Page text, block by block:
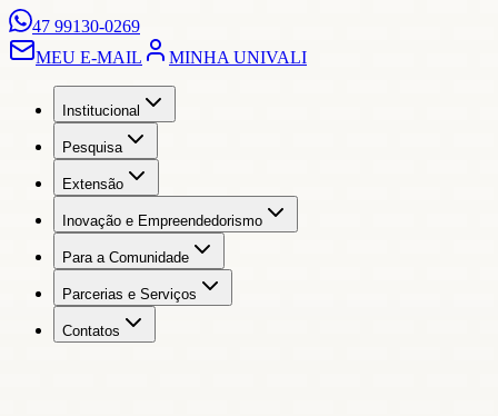
47 99130-0269
MEU E-MAIL
MINHA UNIVALI
Institucional
Pesquisa
Extensão
Inovação e Empreendedorismo
Para a Comunidade
Parcerias e Serviços
Contatos